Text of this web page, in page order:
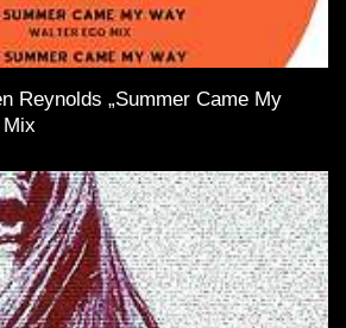
Reynolds „Summer Came My
Mix